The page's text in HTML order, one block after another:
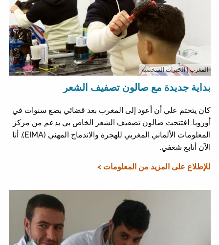
المغرب| الخبرات الشخصية
بداية جديدة مع صالون تصفيف الشعر
كان يتحتم علي أن أعود إلى المغرب بعد قضائي بضع سنوات في
أوروبا. افتتحت صالون تصفيف الشعر الخاص بي بدعم من مركز
المعلومات الألماني المغربي للهجرة والاندماج المهني (EIMA). أنا
الآن أتابع شغفي.
للإطلاع على المزيد من المعلومات >